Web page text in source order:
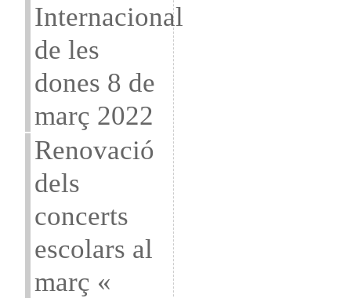
Internacional
de les
dones 8 de
març 2022
Renovació
dels
concerts
escolars al
març «